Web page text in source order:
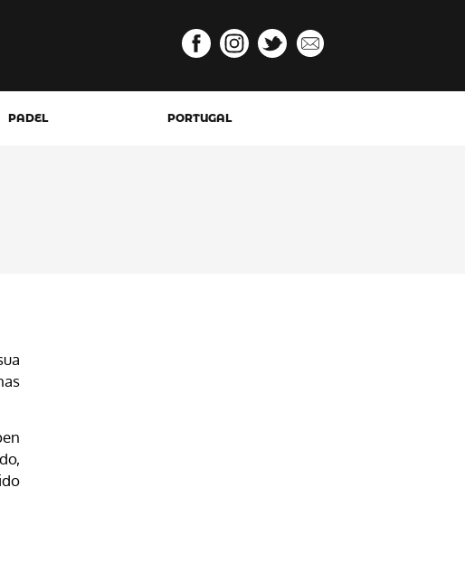
PADEL PORTUGAL